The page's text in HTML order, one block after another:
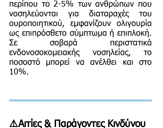
περίπου το 2-5% των ανθρώπων που
νοσηλεύονται για διαταραχές του
ουροποιητικού, εμφανίζουν ολιγουρία
ως επιπρόσθετο σύμπτωμα ή επιπλοκή.
Σε σοβαρά περιστατικά
ενδονοσοκομειακής νοσηλείας, το
ποσοστό μπορεί να ανέλθει και στο
10%.
⚠️Αιτίες & Παράγοντες Κινδύνου